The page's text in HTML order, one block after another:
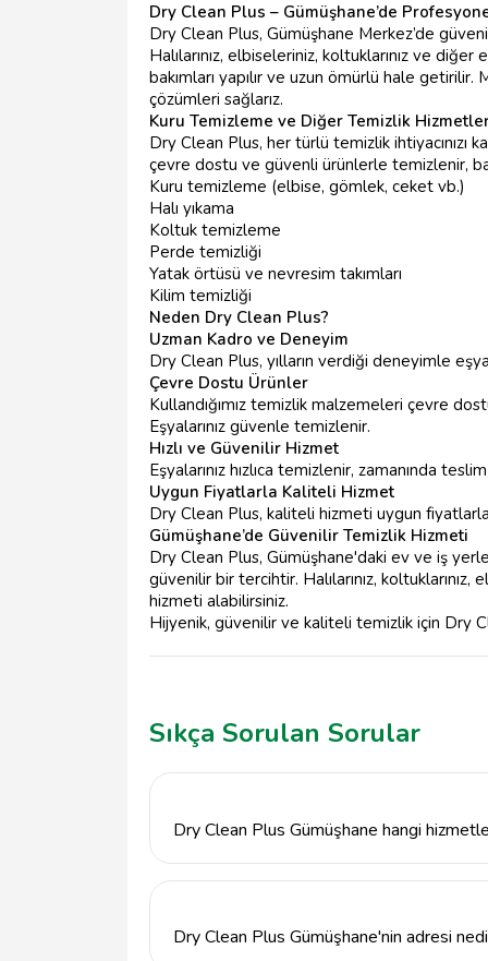
Dry Clean Plus – Gümüşhane’de
Dry Clean Plus, Gümüşhane Merkez’de
Halılarınız, elbiseleriniz, koltuklarınız ve
bakımları yapılır ve uzun ömürlü hale
çözümleri sağlarız.
Kuru Temizleme ve Diğer Temizlik
Dry Clean Plus, her türlü temizlik ihtiyacınızı
çevre dostu ve güvenli ürünlerle temizlenir,
Kuru temizleme (elbise, gömlek, ceket vb.)
Halı yıkama
Koltuk temizleme
Perde temizliği
Yatak örtüsü ve nevresim takımları
Kilim temizliği
Neden Dry Clean Plus?
Uzman Kadro ve Deneyim
Dry Clean Plus, yılların verdiği deneyimle
Çevre Dostu Ürünler
Kullandığımız temizlik malzemeleri çevre
Eşyalarınız güvenle temizlenir.
Hızlı ve Güvenilir Hizmet
Eşyalarınız hızlıca temizlenir, zamanında
Uygun Fiyatlarla Kaliteli Hizmet
Dry Clean Plus, kaliteli hizmeti uygun
Gümüşhane’de Güvenilir Temizlik Hizmeti
Dry Clean Plus, Gümüşhane'daki ev ve iş
güvenilir bir tercihtir. Halılarınız,
hizmeti alabilirsiniz.
Hijyenik, güvenilir ve kaliteli temizlik için Dry
Sıkça Sorulan Sorular
Dry Clean Plus Gümüşhane hangi
Dry Clean Plus Gümüşhane'nin adresi